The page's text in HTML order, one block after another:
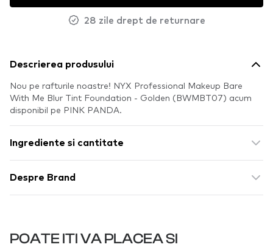
28 zile drept de returnare
Descrierea produsului
Nou pe rafturile noastre! NYX Professional Makeup Bare
With Me Blur Tint Foundation - Golden (BWMBT07) acum
disponibil pe PINK PANDA.
Ingrediente si cantitate
Despre Brand
POATE ITI VA PLACEA SI